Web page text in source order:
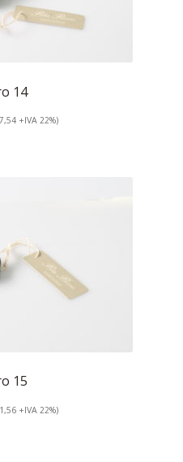
14
+IVA 22%)
15
+IVA 22%)